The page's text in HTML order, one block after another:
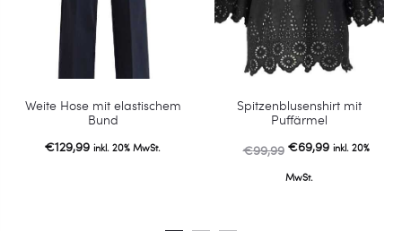
Weite Hose mit elastischem
Bund
€129,99 inkl. 20% MwSt.
Spitzenblusenshirt mit
Puffärmel
€99,99 Ursprünglicher
Preis
€69,99Aktueller
inkl. 20%
MwSt.